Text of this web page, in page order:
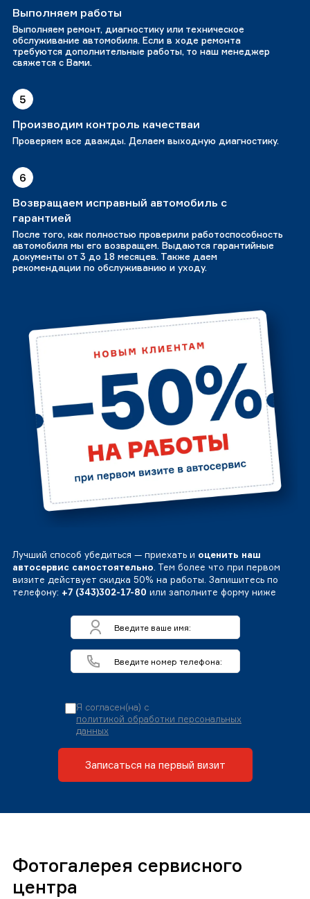
Выполняем работы
Выполняем ремонт, диагностику или техническое
обслуживание автомобиля. Если в ходе ремонта
требуются дополнительные работы, то наш менеджер
свяжется с Вами.
5
Производим контроль качестваи
Проверяем все дважды. Делаем выходную диагностику.
6
Возвращаем исправный автомобиль с
гарантией
После того, как полностью проверили работоспособность
автомобиля мы его возвращем. Выдаются гарантийные
документы от 3 до 18 месяцев. Также даем
рекомендации по обслуживанию и уходу.
Лучший способ убедиться — приехать и оценить наш
автосервис самостоятельно. Тем более что при первом
визите действует скидка 50% на работы. Запишитесь по
телефону: +7 (343)302-17-80 или заполните форму ниже
Я согласен(на) с
политикой обработки персональных
данных
Записаться на первый визит
Фотогалерея сервисного
центра